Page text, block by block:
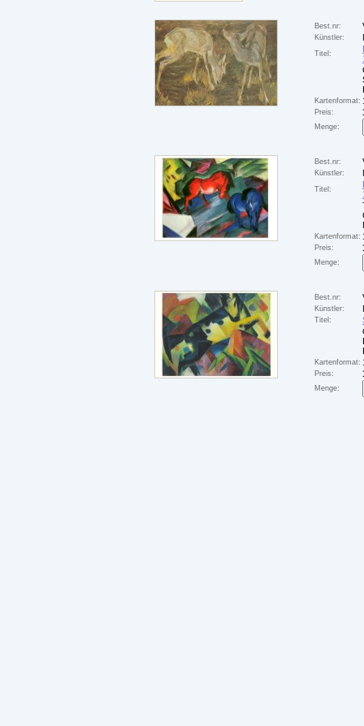
Best.nr:
Künstler:
Titel:
Kartenformat:
Preis:
Menge:
Best.nr:
Künstler:
Titel:
Kartenformat:
Preis:
Menge:
Best.nr:
Künstler:
Titel:
Kartenformat:
Preis:
Menge: